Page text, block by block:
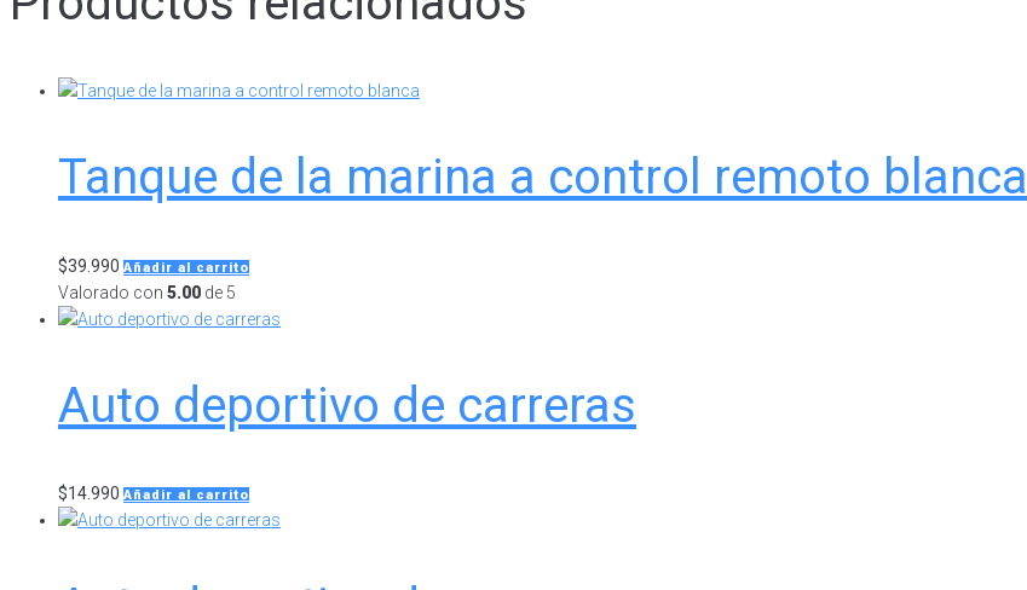
Tanque de la marina a control remoto blanca
$39.990 Añadir al carrito
Valorado con 5.00 de 5
Auto deportivo de carreras
$14.990 Añadir al carrito